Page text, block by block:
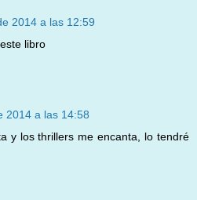
2014 a las 12:59
libro
2014 a las 14:58
y los thrillers me encanta, lo tendré